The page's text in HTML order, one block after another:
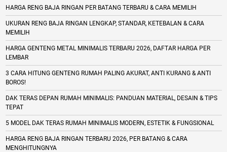
HARGA RENG BAJA RINGAN PER BATANG TERBARU & CARA MEMILIH
UKURAN RENG BAJA RINGAN LENGKAP, STANDAR, KETEBALAN & CARA
MEMILIH
HARGA GENTENG METAL MINIMALIS TERBARU 2026, DAFTAR HARGA PER
LEMBAR
3 CARA HITUNG GENTENG RUMAH PALING AKURAT, ANTI KURANG & ANTI
BOROS!
DAK TERAS DEPAN RUMAH MINIMALIS: PANDUAN MATERIAL, DESAIN & TIPS
TEPAT
5 MODEL DAK TERAS RUMAH MINIMALIS MODERN, ESTETIK & FUNGSIONAL
HARGA RENG BAJA RINGAN TERBARU 2026, PER BATANG & CARA
MENGHITUNGNYA